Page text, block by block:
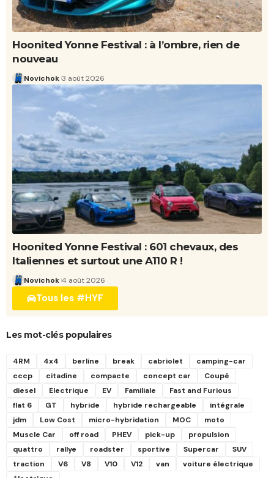
Hoonited Yonne Festival : à l’ombre, rien de
nouveau
Novichok 3 août 2026
Hoonited Yonne Festival : 601 chevaux, des
Italiennes et surtout une A110 R !
Novichok 4 août 2026
Tous les #HYF
Les mot-clés populaires
4RM 4x4 berline break cabriolet
camping-car
cccp
citadine compacte concept car
Coupé
diesel
Electrique EV Familiale
Fast and Furious
flat 6
GT hybride hybride rechargeable
intégrale
jdm
Low Cost micro-hybridation MOC
moto
Muscle Car
off road PHEV pick-up
propulsion
quattro
rallye roadster sportive Supercar
SUV
traction
V6 V8 V10 V12 van
voiture électrique